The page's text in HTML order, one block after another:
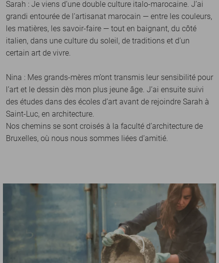
Sarah : Je viens d’une double culture italo-marocaine. J’ai
grandi entourée de l’artisanat marocain — entre les couleurs,
les matières, les savoir-faire — tout en baignant, du côté
italien, dans une culture du soleil, de traditions et d’un
certain art de vivre.
Nina : Mes grands-mères m’ont transmis leur sensibilité pour
l’art et le dessin dès mon plus jeune âge. J’ai ensuite suivi
des études dans des écoles d’art avant de rejoindre Sarah à
Saint-Luc, en architecture.
Nos chemins se sont croisés à la faculté d’architecture de
Bruxelles, où nous nous sommes liées d’amitié.